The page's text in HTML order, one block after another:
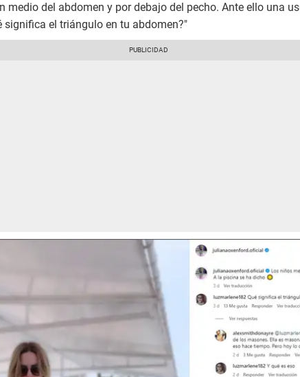
medio del abdomen y por debajo del pecho. Ante ello una
significa el triángulo en tu abdomen?"